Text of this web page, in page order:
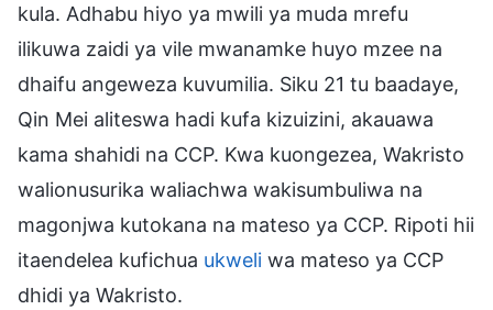
kula. Adhabu hiyo ya mwili ya muda mrefu
ilikuwa zaidi ya vile mwanamke huyo mzee na
dhaifu angeweza kuvumilia. Siku 21 tu baadaye,
Qin Mei aliteswa hadi kufa kizuizini, akauawa
kama shahidi na CCP. Kwa kuongezea, Wakristo
walionusurika waliachwa wakisumbuliwa na
magonjwa kutokana na mateso ya CCP. Ripoti hii
itaendelea kufichua ukweli wa mateso ya CCP
dhidi ya Wakristo.